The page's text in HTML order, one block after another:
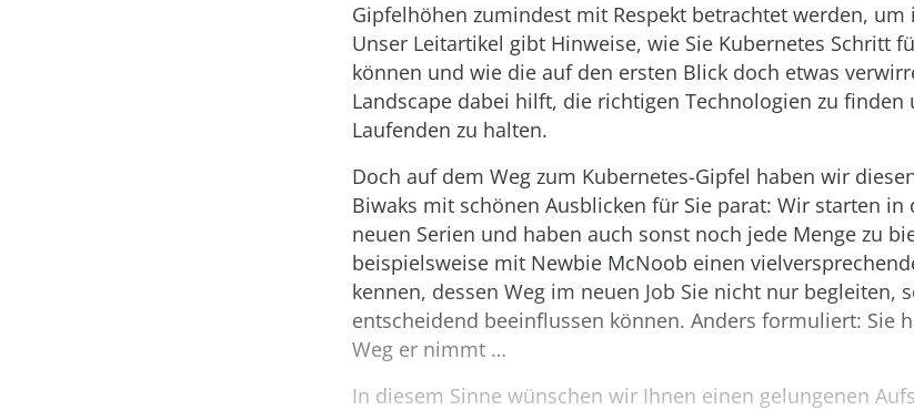
Gipfelhöhen zumindest mit Respekt betrachtet werden,
Unser Leitartikel gibt Hinweise, wie Sie Kubernetes Schritt
können und wie die auf den ersten Blick doch etwas
Landscape dabei hilft, die richtigen Technologien zu finden
Laufenden zu halten.
Doch auf dem Weg zum Kubernetes-Gipfel haben wir
Biwaks mit schönen Ausblicken für Sie parat: Wir starten
neuen Serien und haben auch sonst noch jede Menge zu
beispielsweise mit Newbie McNoob einen
kennen, dessen Weg im neuen Job Sie nicht nur begleiten,
entscheidend beeinflussen können. Anders formuliert: Sie
Weg er nimmt …
In diesem Sinne wünschen wir Ihnen einen gelungenen